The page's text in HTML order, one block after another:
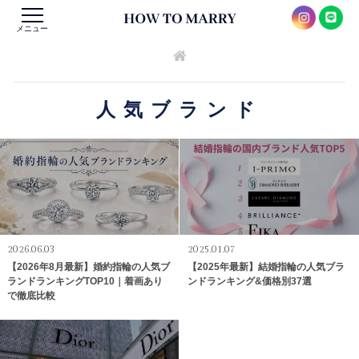
メニュー
人気ブランド
2026.06.03
【2026年8月最新】婚約指輪の人気ブ
ランドランキングTOP10｜着画あり
で徹底比較
2025.01.07
【2025年最新】結婚指輪の人気ブラ
ンドランキング&価格別37選